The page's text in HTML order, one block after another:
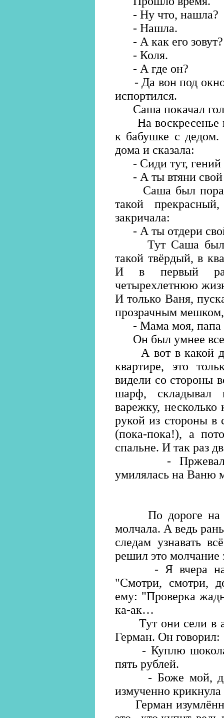
- Ну что, нашла?
- Нашла.
- А как его зовут?
- Коля.
- А где он?
- Да вон под
испортился.
Саша покачал
На воскресенье
к бабушке с дедом.
дома и сказала:
- Сиди тут, гений
- А ты втяни свой
Саша был
такой
закричала:
- А ты отдери
Тут Саша был
такой твёрдый, в
И в первый
четырехлетнюю
И только Ваня,
прозрачным
- Мама моя, папа
Он был умнее
А вот в какой
квартире, это
видели со стороны
шарф, складывал
варежку, несколько
рукой из стороны в
(пока-пока!), а
спальне. И так раз
-
умилялась на Ваню
По дороге на
молчала. А ведь
следам узнавать
решил это молчание
- Я вчера на
"Смотри, смотри,
ему: "Проверка
ка-ак…
Тут они сели в
Герман. Он говорил:
- Куплю
пять рублей.
- Боже мой, да
измученно
Герман